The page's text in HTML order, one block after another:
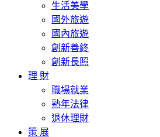
生活美學
國外旅遊
國內旅遊
創新善終
創新長照
理 財
職場就業
熟年法律
退休理財
策 展